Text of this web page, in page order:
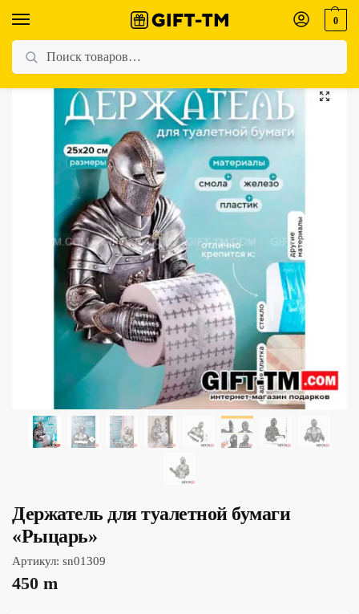
0
Главная Магазин / Для мужчин
Держатель для туалетной бумаги
«Рыцарь»
Артикул: sn01309
450 m